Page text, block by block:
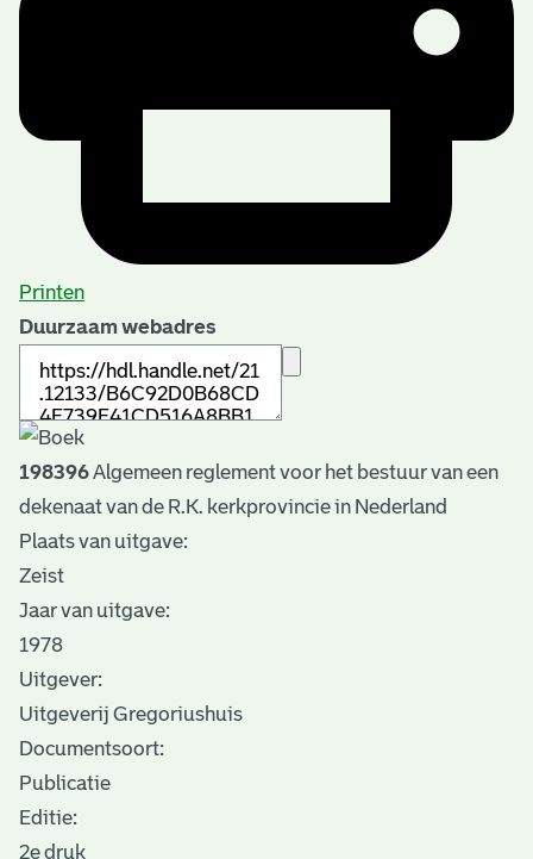
Printen
Duurzaam webadres
198396Algemeen reglement voor het bestuur van een
dekenaat van de R.K. kerkprovincie in Nederland
Plaats van uitgave:
Zeist
Jaar van uitgave:
1978
Uitgever:
Uitgeverij Gregoriushuis
Documentsoort:
Publicatie
Editie:
2e druk